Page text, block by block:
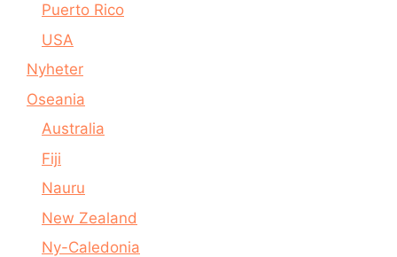
Puerto Rico
USA
Nyheter
Oseania
Australia
Fiji
Nauru
New Zealand
Ny-Caledonia